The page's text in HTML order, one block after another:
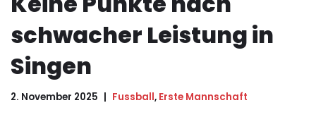
schwacher Leistung in
Singen
2. November 2025 Fussball, Erste Mannschaft